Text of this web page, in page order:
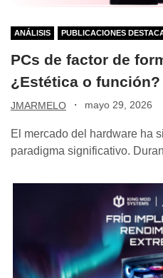
ANÁLISIS PUBLICACIONES
PCs de factor de
¿Estética o función?
JMARMELO · mayo 29, 2026
El mercado del hardware ha
paradigma significativo.